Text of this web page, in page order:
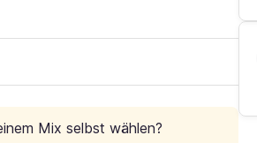
Mix selbst wählen?